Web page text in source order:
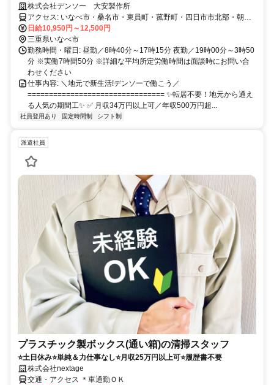
年間）✨合格率TOPクラス
株式会社デンソー 大安製作所
アクセス: いなべ市・桑名市・東員町・菰野町・四日市市北部・朝日
町など近隣エリアから通勤便利！ いなべや桑名など近隣エリア在住
スタッフが多数活躍中！ 地元・いなべから通える期間工として人気
です。
日給10,950円～12,500円
三重県いなべ市
勤務時間・曜日: 昼勤／8時40分～17時15分 夜勤／19時00分～3時50
分 ※実働7時間50分 ※詳細な平均所定労働時間は面談時にお問い合
わせください
仕事内容: ＼地元で新生活!デンソーで働こう／
================================ ✨転居不要！地元から通え
る人気の期間工✨ ✅ 月収34万円以上可／年収500万円超...
社員登用あり 固定時間制 シフト制
派遣社員
プラスチック製ボックス(通い箱)の清掃スタッフ
⭐土日休み⭐単純＆力仕事なし⭐月収25万円以上可⭐履歴書不要
株式会社nextage
交通・アクセス ＊車通勤ＯＫ